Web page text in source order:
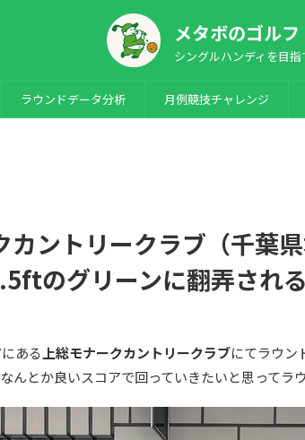
メタボのゴルフ
シングルハンディを目
ラウンドデータ分析 月例競技チャレンジ
カントリークラブ（千葉
のグリーンに翻弄され
ある 上総モナークカントリークラブにてラウン
んとか良いスコアで回っていきたいと思ってラ